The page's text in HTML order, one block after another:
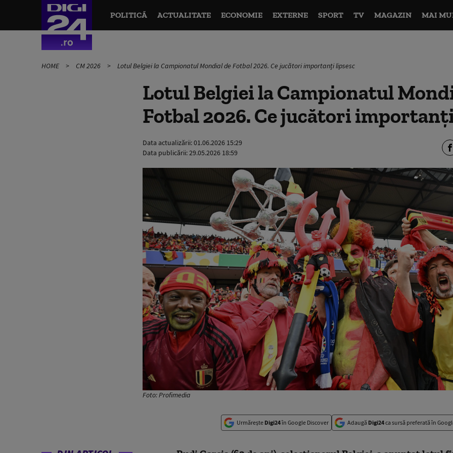
POLITICĂ ACTUALITATE ECONOMIE EXTERNE SPORT TV MAGAZIN MAI
HOME CM 2026 Lotul Belgiei la Campionatul Mondial de Fotbal 2026. Ce jucători importanți lipsesc
Lotul Belgiei la Campionatul
Fotbal 2026. Ce jucători
Data actualizării:01.06.2026 15:29
Data publicării:29.05.2026 18:59
Foto: Profimedia
Urmărește Digi24în Google Discover Adaugă Digi24ca sursă preferată în